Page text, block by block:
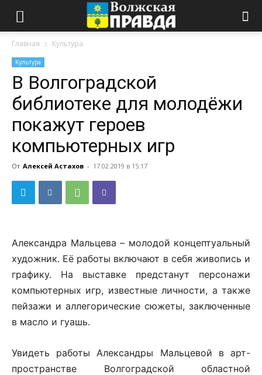
Главная Культура
Культура
В Волгоградской
библиотеке для молодёжи
покажут героев
компьютерных игр
От Алексей Астахов - 17.02.2019 в 15:17
Александра Мальцева – молодой концептуальный
художник. Её работы включают в себя живопись и
графику. На выставке предстанут персонажи
компьютерных игр, известные личности, а также
пейзажи и аллегорические сюжеты, заключенные
в масло и гуашь.
Увидеть работы Александры Мальцевой в арт-
пространстве Волгоградской областной